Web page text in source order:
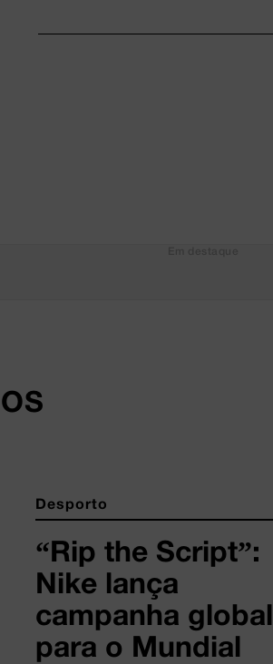
Desporto
“Rip the Script”:
Nike lança
campanha global
para o Mundial